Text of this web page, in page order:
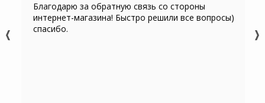
Благодарю за обратную связь со стороны
интернет-магазина! Быстро решили все вопросы)
спасибо.